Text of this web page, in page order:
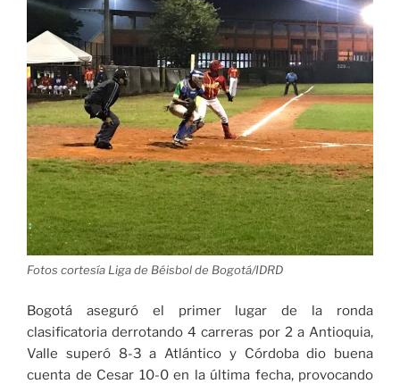
Fotos cortesía Liga de Béisbol de Bogotá/IDRD
Bogotá aseguró el primer lugar de la ronda
clasificatoria derrotando 4 carreras por 2 a Antioquia,
Valle superó 8-3 a Atlántico y Córdoba dio buena
cuenta de Cesar 10-0 en la última fecha, provocando